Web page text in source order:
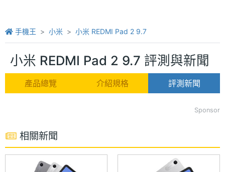
手機王 小米 小米 REDMI Pad 2 9.7
小米 REDMI Pad 2 9.7 評測與新聞
產品總覽 介紹規格 評測新聞
Sponsor
相關新聞